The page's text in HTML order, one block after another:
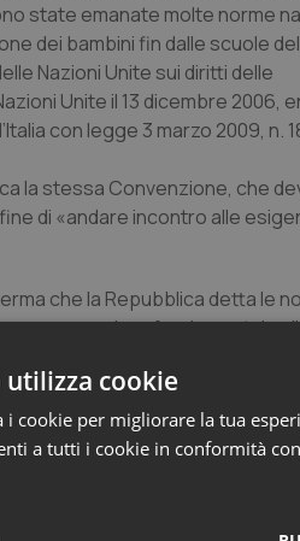
state emanate molte norme
dei bambini fin dalle scuole
Nazioni Unite sui diritti delle
Unite il 13 dicembre 2006,
con legge 3 marzo 2009, n.
la stessa Convenzione, che
di «andare incontro alle
che la Repubblica detta le
valore fondamentale
nel caso concreto rilievo
obbligo allo Stato”. C’è poi
persone handicappate),
ed il necessario sostegno
la responsabile della
di concerto con il Ministero
per garantire
cookie
i cookie per migliorare la tua
a tutti i cookie in conformità